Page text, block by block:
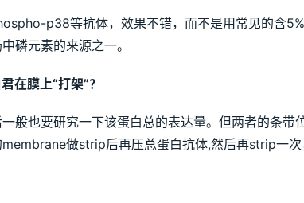
p38等抗体，效果不错，而不是用常见的含
磷元素的来源之一。
在膜上“打架”？
般也要研究一下该蛋白总的表达量。但两者的条带
做strip后再压总蛋白抗体,然后再strip一次